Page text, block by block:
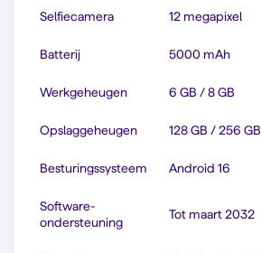
Selfiecamera 12 megapixel
Batterij 5000 mAh
Werkgeheugen 6 GB / 8 GB
Opslaggeheugen 128 GB / 256 GB
Besturingssysteem Android 16
Software-
ondersteuning
Tot maart 2032